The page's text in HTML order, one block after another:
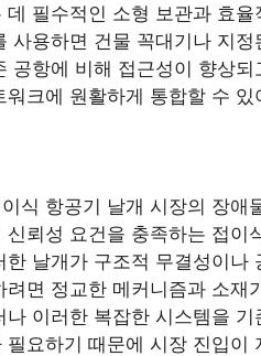
필수적인 소형 보관과 효
사용하면 건물 꼭대기나 지
공항에 비해 접근성이 향상
크에 원활하게 통합할 수
식 항공기 날개 시장의 장
뢰성 요건을 충족하는 접이
한 날개가 구조적 무결성이
면 정교한 메커니즘과 소
이러한 복잡한 시스템을
요하기 때문에 시장 진입이